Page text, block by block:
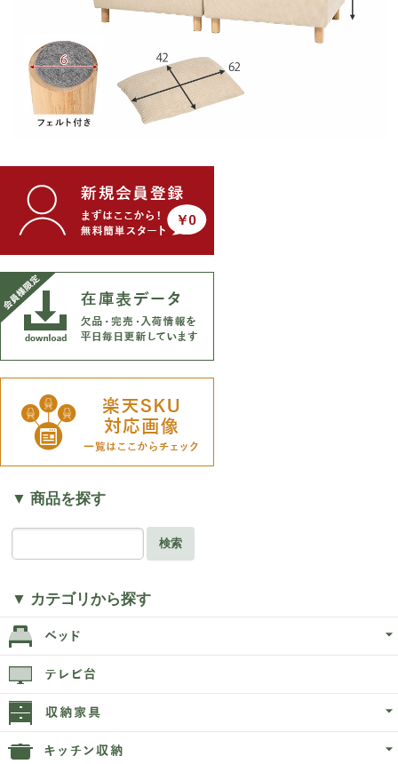
▼ 商品を探す
検索
▼ カテゴリから探す